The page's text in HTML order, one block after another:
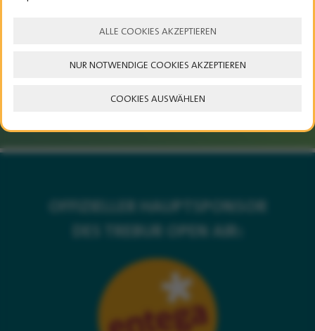
TICKETS
OFFIZIELLER HAUPTSPONSOR
DES TREBUR OPEN AIR:
ALLE COOKIES AKZEPTIEREN
NUR NOTWENDIGE COOKIES AKZEPTIEREN
COOKIES AUSWÄHLEN